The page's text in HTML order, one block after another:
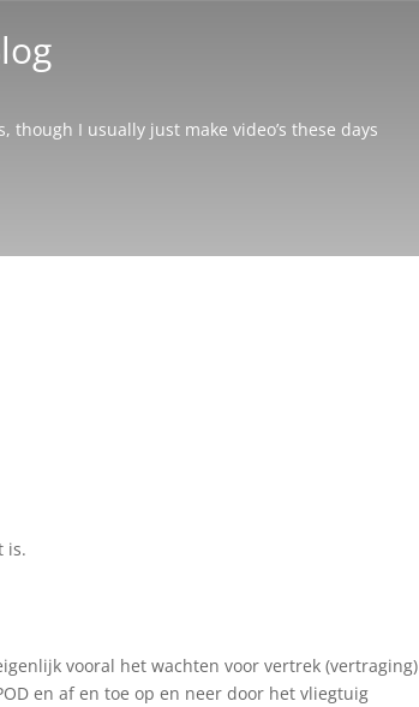
I usually just make video’s these days
is.
vooral het wachten voor vertrek (vertraging)
en af en toe op en neer door het vliegtuig